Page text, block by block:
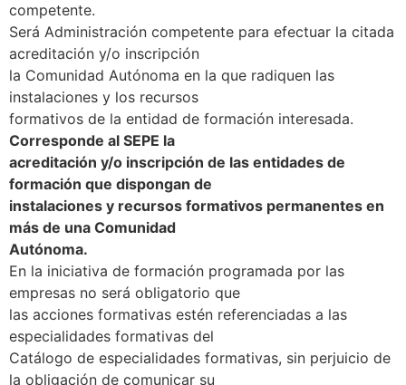
competente.
Será Administración competente para efectuar la citada
acreditación y/o inscripción
la Comunidad Autónoma en la que radiquen las
instalaciones y los recursos
formativos de la entidad de formación interesada.
Corresponde al SEPE la
acreditación y/o inscripción de las entidades de
formación que dispongan de
instalaciones y recursos formativos permanentes en
más de una Comunidad
Autónoma.
En la iniciativa de formación programada por las
empresas no será obligatorio que
las acciones formativas estén referenciadas a las
especialidades formativas del
Catálogo de especialidades formativas, sin perjuicio de
la obligación de comunicar su